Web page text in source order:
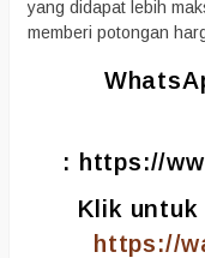
yang didapat lebih
memberi potongan
: https://
Klik
https://